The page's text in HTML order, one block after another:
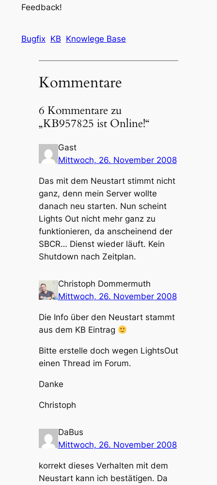
Feedback!
Bugfix KB Knowlege Base
Kommentare
6 Kommentare zu
„KB957825 ist Online!“
Gast
Mittwoch, 26. November 2008
Das mit dem Neustart stimmt nicht
ganz, denn mein Server wollte
danach neu starten. Nun scheint
Lights Out nicht mehr ganz zu
funktionieren, da anscheinend der
SBCR… Dienst wieder läuft. Kein
Shutdown nach Zeitplan.
Christoph Dommermuth
Mittwoch, 26. November 2008
Die Info über den Neustart stammt
aus dem KB Eintrag
Bitte erstelle doch wegen LightsOut
einen Thread im Forum.
Danke
Christoph
DaBus
Mittwoch, 26. November 2008
korrekt dieses Verhalten mit dem
Neustart kann ich bestätigen. Da